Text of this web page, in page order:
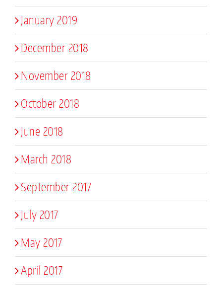
January 2019
December 2018
November 2018
October 2018
June 2018
March 2018
September 2017
July 2017
May 2017
April 2017